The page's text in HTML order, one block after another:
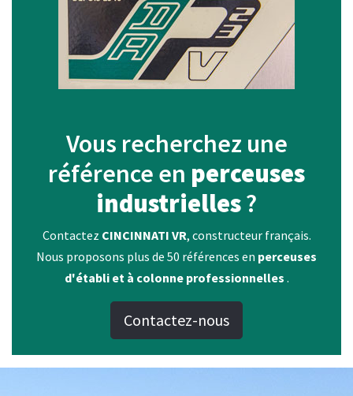
Vous recherchez une
référence en perceuses
industrielles?
Contactez CINCINNATI VR, constructeur français.
Nous proposons plus de 50 références en perceuses
d'établi et à colonne professionnelles .
Contactez-nous